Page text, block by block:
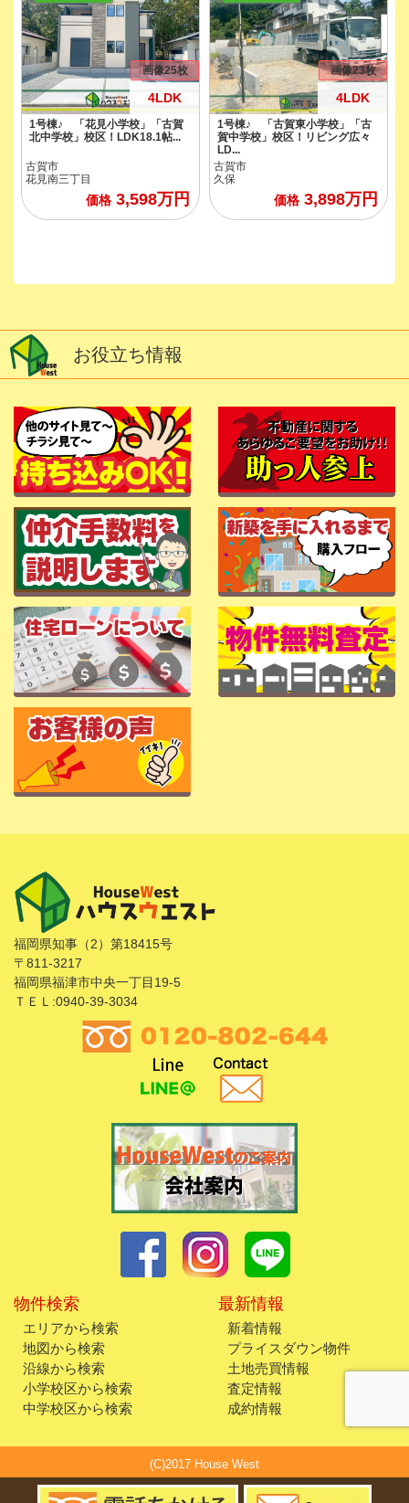
4LDK
画像25枚
1号棟♪ 「花見小学校」「古賀
北中学校」校区！LDK18.1帖...
古賀市
花見南三丁目
価格3,598万円
4LDK
画像23枚
1号棟♪ 「古賀東小学校」「古
賀中学校」校区！リビング広々
LD...
古賀市
久保
価格3,898万円
お役立ち情報
福岡県知事（2）第18415号
〒811-3217
福岡県福津市中央一丁目19-5
ＴＥＬ:0940-39-3034
物件検索
エリアから検索
地図から検索
沿線から検索
小学校区から検索
中学校区から検索
最新情報
新着情報
プライスダウン物件
土地売買情報
査定情報
成約情報
(C)2017 House West